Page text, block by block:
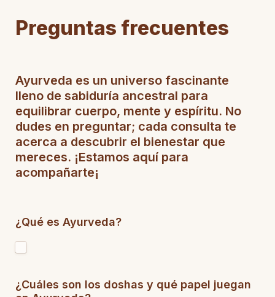
Preguntas frecuentes
Ayurveda es un universo fascinante
lleno de sabiduría ancestral para
equilibrar cuerpo, mente y espíritu. No
dudes en preguntar; cada consulta te
acerca a descubrir el bienestar que
mereces. ¡Estamos aquí para
acompañarte¡
¿Qué es Ayurveda?
¿Cuáles son los doshas y qué papel juegan